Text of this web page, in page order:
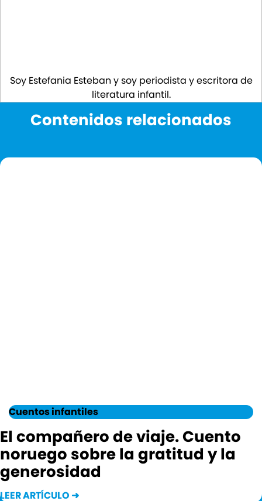
Soy Estefania Esteban y soy periodista y escritora de
literatura infantil.
Contenidos relacionados
Cuentos infantiles
El compañero de viaje. Cuento
noruego sobre la gratitud y la
generosidad
LEER ARTÍCULO ➜